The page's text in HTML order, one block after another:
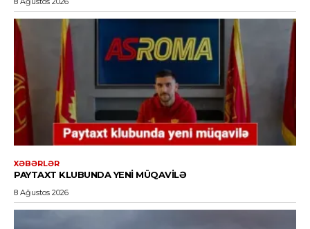
XƏBƏRLƏR
PAYTAXT KLUBUNDA YENI MÜQAVILƏ
8 Ağustos 2026